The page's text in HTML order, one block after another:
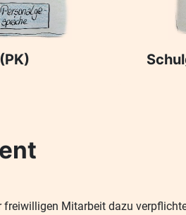
freiwilligen Mitarbeit dazu